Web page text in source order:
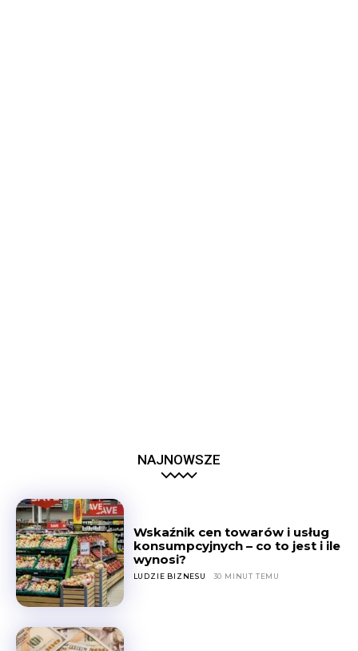
NAJNOWSZE
Wskaźnik cen towarów i usług
konsumpcyjnych – co to jest i ile
wynosi?
LUDZIE BIZNESU 30 MINUT TEMU